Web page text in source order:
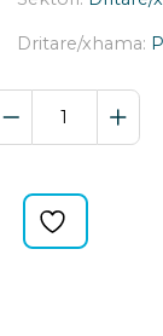
Dritare/xhama:
SET